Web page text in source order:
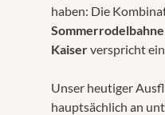
haben: Die
Kaiserverspricht
Unser heutiger
hauptsächlich an